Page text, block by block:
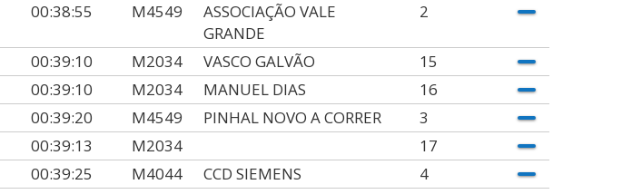
00:38:55 M4549
ASSOCIAÇÃO VALE
GRANDE
2
00:39:10 M2034 VASCO GALVÃO
15
00:39:10 M2034 MANUEL DIAS
16
00:39:20 M4549 PINHAL NOVO A CORRER
3
00:39:13 M2034
17
00:39:25 M4044 CCD SIEMENS
4